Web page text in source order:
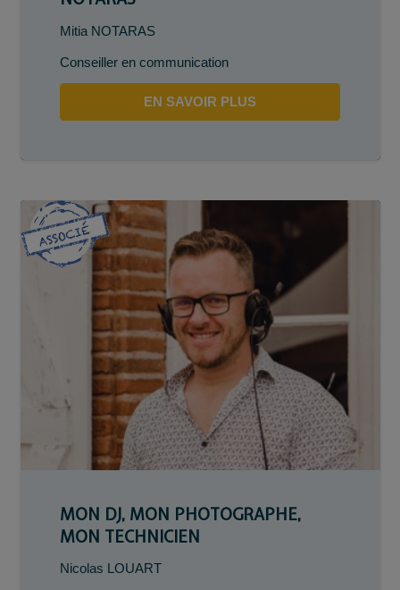
Mitia NOTARAS
Conseiller en communication
EN SAVOIR PLUS
MON DJ, MON PHOTOGRAPHE,
MON TECHNICIEN
Nicolas LOUART